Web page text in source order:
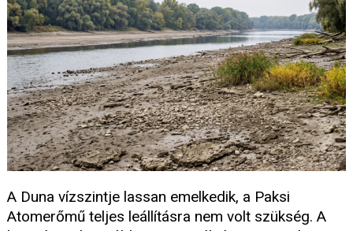
A Duna vízszintje lassan emelkedik, a Paksi
Atomerőmű teljes leállításra nem volt szükség. A